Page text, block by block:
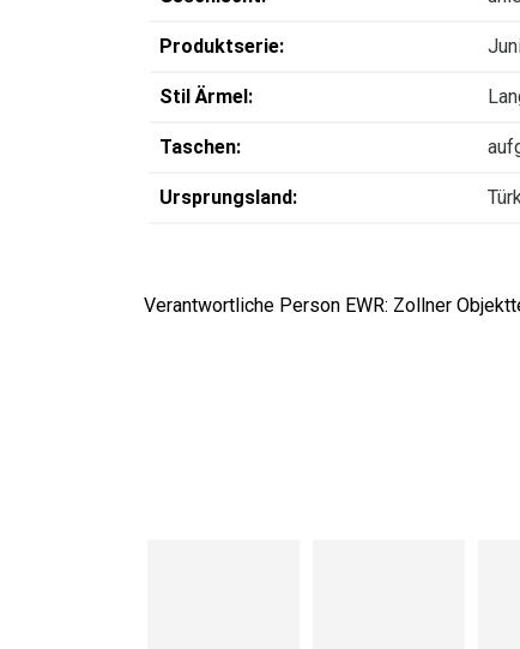
Produktserie:
Stil Ärmel:
Taschen:
Ursprungsland:
Verantwortliche Person EWR: Zollner